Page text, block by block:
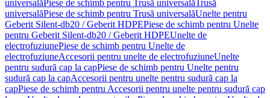
universalăPiese de schimb pentru Trusă universalăTrusă
universalăPiese de schimb pentru Trusă universalăUnelte pentru
Geberit Silent-db20 / Geberit HDPEPiese de schimb pentru Unelte
pentru Geberit Silent-db20 / Geberit HDPEUnelte de
electrofuziunePiese de schimb pentru Unelte de
electrofuziuneAccesorii pentru unelte de electrofuziuneUnelte
pentru sudură cap la capPiese de schimb pentru Unelte pentru
sudură cap la capAccesorii pentru unelte pentru sudură cap la
capPiese de schimb pentru Accesorii pentru unelte pentru sudură cap